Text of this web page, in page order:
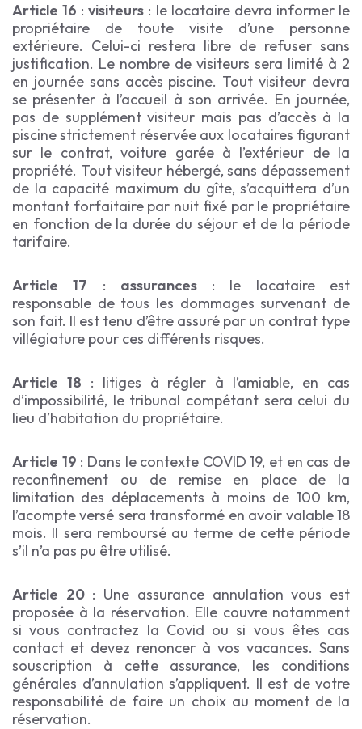
Article 16 :visiteurs : le locataire devra informer le
propriétaire de toute visite d’une personne
extérieure. Celui-ci restera libre de refuser sans
justification. Le nombre de visiteurs sera limité à 2
en journée sans accès piscine. Tout visiteur devra
se présenter à l’accueil à son arrivée. En journée,
pas de supplément visiteur mais pas d’accès à la
piscine strictement réservée aux locataires figurant
sur le contrat, voiture garée à l’extérieur de la
propriété. Tout visiteur hébergé, sans dépassement
de la capacité maximum du gîte, s’acquittera d’un
montant forfaitaire par nuit fixé par le propriétaire
en fonction de la durée du séjour et de la période
tarifaire.
Article 17 : assurances: le locataire est
responsable de tous les dommages survenant de
son fait. Il est tenu d’être assuré par un contrat type
villégiature pour ces différents risques.
Article 18 : litiges à régler à l’amiable, en cas
d’impossibilité, le tribunal compétant sera celui du
lieu d’habitation du propriétaire.
Article 19 : Dans le contexte COVID 19, et en cas de
reconfinement ou de remise en place de la
limitation des déplacements à moins de 100 km,
l’acompte versé sera transformé en avoir valable 18
mois. Il sera remboursé au terme de cette période
s’il n’a pas pu être utilisé.
Article 20: Une assurance annulation vous est
proposée à la réservation. Elle couvre notamment
si vous contractez la Covid ou si vous êtes cas
contact et devez renoncer à vos vacances. Sans
souscription à cette assurance, les conditions
générales d’annulation s’appliquent. Il est de votre
responsabilité de faire un choix au moment de la
réservation.